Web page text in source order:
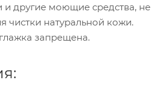
другие моющие средства, не
чистки натуральной кожи.
запрещена.